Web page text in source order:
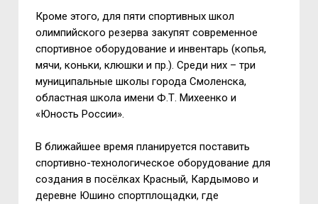
Кроме этого, для пяти спортивных школ
олимпийского резерва закупят современное
спортивное оборудование и инвентарь (копья,
мячи, коньки, клюшки и пр.). Среди них – три
муниципальные школы города Смоленска,
областная школа имени Ф.Т. Михеенко и
«Юность России».
В ближайшее время планируется поставить
спортивно-технологическое оборудование для
создания в посёлках Красный, Кардымово и
деревне Юшино спортплощадки, где